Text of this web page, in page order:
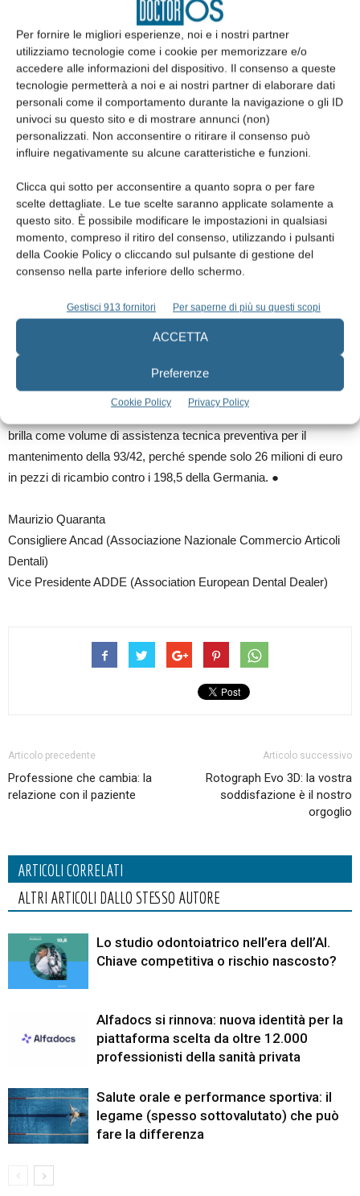
Per fornire le migliori esperienze, noi e i nostri partner
utilizziamo tecnologie come i cookie per memorizzare e/o
accedere alle informazioni del dispositivo. Il consenso a queste
tecnologie permetterà a noi e ai nostri partner di elaborare dati
personali come il comportamento durante la navigazione o gli ID
univoci su questo sito e di mostrare annunci (non)
personalizzati. Non acconsentire o ritirare il consenso può
influire negativamente su alcune caratteristiche e funzioni.
Clicca qui sotto per acconsentire a quanto sopra o per fare
scelte dettagliate. Le tue scelte saranno applicate solamente a
questo sito. È possibile modificare le impostazioni in qualsiasi
momento, compreso il ritiro del consenso, utilizzando i pulsanti
della Cookie Policy o cliccando sul pulsante di gestione del
consenso nella parte inferiore dello schermo.
Gestisci 913 fornitori Per saperne di più su questi scopi
ACCETTA
Preferenze
Cookie Policy Privacy Policy
inimmaginabile nel 2013 e per pochi preventivabile nel 2014 per il
mercato italiano del 2015. I riuniti soffrono per il fatto che le
marche affidabili funzionano bene e durano nel tempo. Pensate
che nell’anno 2000, grazie forse anche ad una delle tante
Tremonti, si erano venduti 5.000 riuniti, ma questo numero si era
ridotto sino a 2.400 unità, perdendo in un decennio più del 50% in
numero di pezzi venduti. Solo nel 2015 il tradizionale mercato dei
riuniti è tornato finalmente a crescere, attestandosi sulle 2.500
unità, ma sarà il 2016 l’anno della rivincita per queste attrezzature,
unitamente ai mobili da studio e da laboratorio. Ho infatti ben
presente come il parco riuniti sia invecchiato negli studi, perché lo
monitoro facilmente su un modello particolarmente riuscito che è
uscito di produzione nel 2000 e che aveva nella variante del
Il Superbonus del 140%, contenuto nella Legge di Stabilità del
2016, sarà un incentivo ad investire nell’High Tech, ma sarà
anche un incentivo per far sostituire il parco riuniti e mobili che
aveva subito l’ultimo sussulto con l’ingresso della 93/42, intorno al
1998. Del resto la previsione è facile, se si stima che l’attuale
brilla come volume di assistenza tecnica preventiva per il
mantenimento della 93/42, perché spende solo 26 milioni di euro
in pezzi di ricambio contro i 198,5 della Germania. ●
Maurizio Quaranta
Consigliere Ancad (Associazione Nazionale Commercio Articoli
Dentali)
Vice Presidente ADDE (Association European Dental Dealer)
Articolo precedente
Professione che cambia: la
relazione con il paziente
Articolo successivo
Rotograph Evo 3D: la vostra
soddisfazione è il nostro
orgoglio
ARTICOLI CORRELATI
ALTRI ARTICOLI DALLO STESSO AUTORE
Lo studio odontoiatrico nell’era dell’AI.
Chiave competitiva o rischio nascosto?
Alfadocs si rinnova: nuova identità per la
piattaforma scelta da oltre 12.000
professionisti della sanità privata
Salute orale e performance sportiva: il
legame (spesso sottovalutato) che può
fare la differenza